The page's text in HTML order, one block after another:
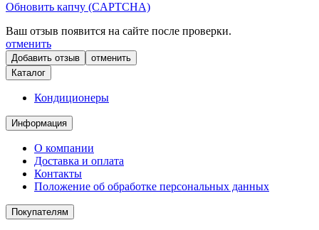
Обновить капчу (CAPTCHA)
Ваш отзыв появится на сайте после проверки.
отменить
отменить
Каталог
Кондиционеры
Информация
О компании
Доставка и оплата
Контакты
Положение об обработке персональных данных
Покупателям